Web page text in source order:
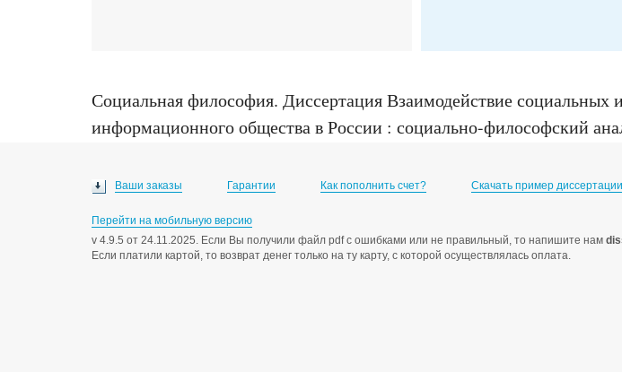
Социальная философия. Диссертация Взаимодействие социальных
информационного общества в России : социально-философский
Ваши заказы Гарантии Как пополнить счет? Скачать пример диссертации
Перейти на мобильную версию
v 4.9.5 от 24.11.2025. Если Вы получили файл pdf с ошибками или не правильный, то напишите нам
Если платили картой, то возврат денег только на ту карту, с которой осуществлялась оплата.